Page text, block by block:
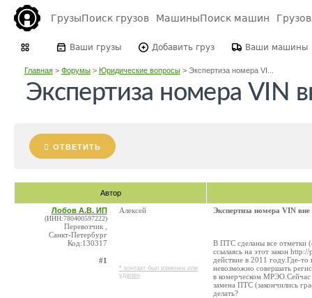
ГрузыПоиск грузов МашиныПоиск машин
Ваши грузы Добавить груз Ваши машины
Главная> Форумы> Юридические вопросы> Экспертиза номера VI...
Экспертиза номера VIN
ОТВЕТИТЬ
Автор
Лобов А.В. ИП
(ИНН:780400597222)
Перевозчик ,
Санкт-Петербург
Код:130317
#1
Алексей
* контакт был изменен или
удален
Экспертиза номера VIN вне
В ПТС сделаны все отметки
ссылаясь на этот закон
действие в 2011 году.Где-
невозможно совершать
в комерческом МРЭО.Сейчас
замена ПТС (закончились
делать?